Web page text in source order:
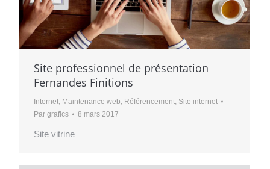
Site professionnel de présentation
Fernandes Finitions
Internet Maintenance web Référencement Site internet
Pargrafics 8 mars 2017
Site vitrine